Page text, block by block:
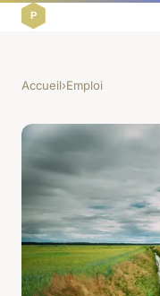
Accueil›Emploi